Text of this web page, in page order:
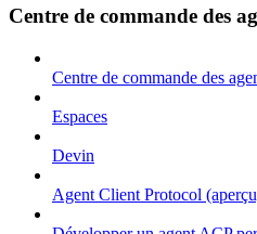
Centre de commande des
Centre de commande des
Espaces
Devin
Agent Client Protocol